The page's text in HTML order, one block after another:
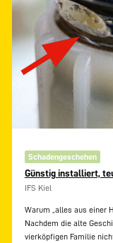
Schadengeschehen
Günstig installiert,
IFS Kiel
Warum „alles aus einer
Nachdem die alte
vierköpfigen Familie